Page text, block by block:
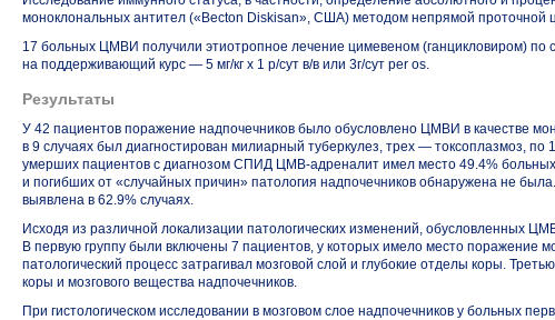
моноклональных антител («Becton Diskisan», США) методом непрямой проточной
17 больных ЦМВИ получили этиотропное лечение цимевеном (ганцикловиром) по
на поддерживающий курс — 5 мг/кг х 1 р/сут в/в или 3г/сут реr оs.
Результаты
У 42 пациентов поражение надпочечников было обусловлено ЦМВИ в качестве
в 9 случаях был диагностирован милиарный туберкулез, трех — токсоплазмоз,
умерших пациентов с диагнозом СПИД ЦМВ-адреналит имел место 49.4%
и погибших от «случайных причин» патология надпочечников обнаружена не
выявлена в 62.9% случаях.
Исходя из различной локализации патологических изменений, обусловленных
В первую группу были включены 7 пациентов, у которых имело место поражение
патологический процесс затрагивал мозговой слой и глубокие отделы коры.
коры и мозгового вещества надпочечников.
При гистологическом исследовании в мозговом слое надпочечников у больных